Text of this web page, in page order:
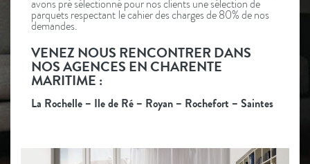
avons pré sélectionné pour nos clients une sélection de
parquets respectant le cahier des charges de 80% de nos
demandes.
VENEZ NOUS RENCONTRER DANS
NOS AGENCES EN CHARENTE
MARITIME :
La Rochelle – Ile de Ré – Royan – Rochefort – Saintes